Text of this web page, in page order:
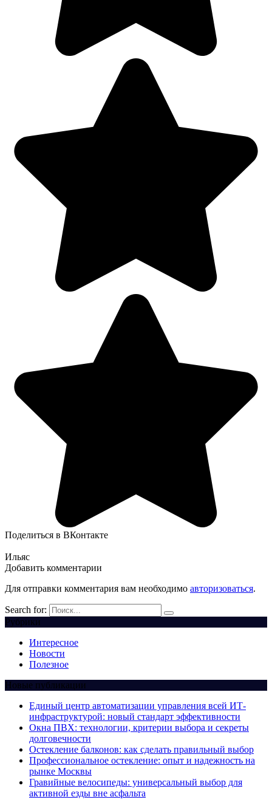
Поделиться в ВКонтакте
Ильяс
Добавить комментарии
Для отправки комментария вам необходимо авторизоваться.
Search for:
Рубрики
Интересное
Новости
Полезное
Новые публикации
Единый центр автоматизации управления всей ИТ-
инфраструктурой: новый стандарт эффективности
Окна ПВХ: технологии, критерии выбора и секреты
долговечности
Остекление балконов: как сделать правильный выбор
Профессиональное остекление: опыт и надежность на
рынке Москвы
Гравийные велосипеды: универсальный выбор для
активной езды вне асфальта